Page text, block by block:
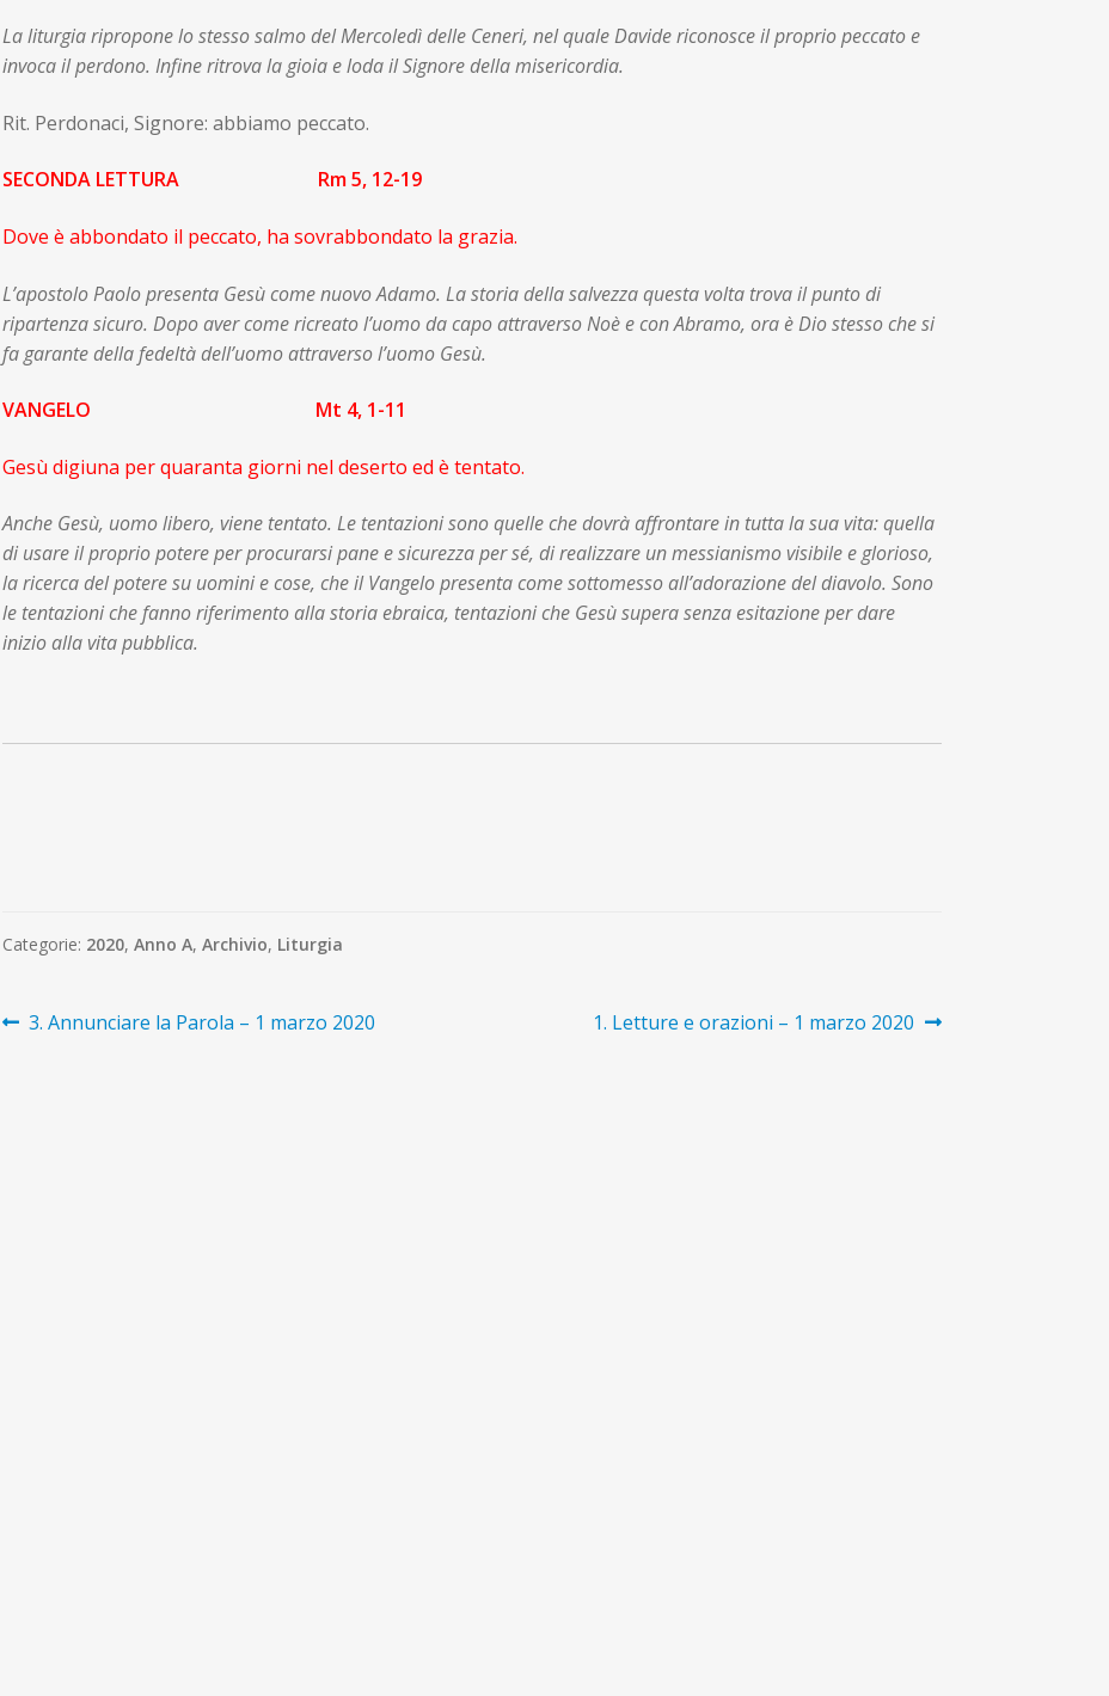
La liturgia ripropone lo stesso salmo del Mercoledì delle Ceneri, nel quale Davide riconosce il proprio peccato e
invoca il perdono. Infine ritrova la gioia e loda il Signore della misericordia.
Rit. Perdonaci, Signore: abbiamo peccato.
SECONDA LETTURA Rm 5, 12-19
Dove è abbondato il peccato, ha sovrabbondato la grazia.
L’apostolo Paolo presenta Gesù come nuovo Adamo. La storia della salvezza questa volta trova il punto di
ripartenza sicuro. Dopo aver come ricreato l’uomo da capo attraverso Noè e con Abramo, ora è Dio stesso che si
fa garante della fedeltà dell’uomo attraverso l’uomo Gesù.
VANGELO Mt 4, 1-11
Gesù digiuna per quaranta giorni nel deserto ed è tentato.
Anche Gesù, uomo libero, viene tentato. Le tentazioni sono quelle che dovrà affrontare in tutta la sua vita: quella
di usare il proprio potere per procurarsi pane e sicurezza per sé, di realizzare un messianismo visibile e glorioso,
la ricerca del potere su uomini e cose, che il Vangelo presenta come sottomesso all’adorazione del diavolo. Sono
le tentazioni che fanno riferimento alla storia ebraica, tentazioni che Gesù supera senza esitazione per dare
inizio alla vita pubblica.
Categorie: 2020, Anno A, Archivio, Liturgia
Navigazione
Articolo
3. Annunciare la Parola – 1 marzo 2020
Articolo
1. Letture e orazioni – 1 marzo 2020